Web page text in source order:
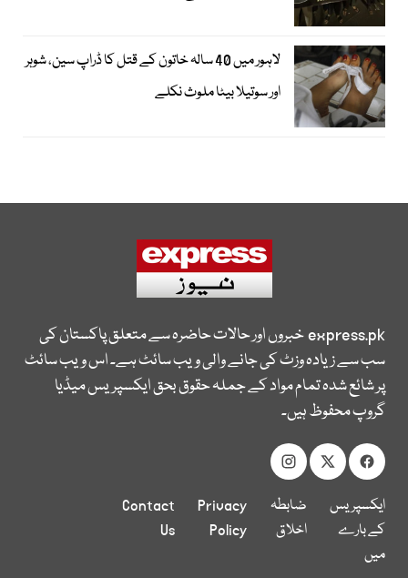
لاہور میں 40 سالہ خاتون کے قتل کا ڈراپ سین، شوہر
اور سوتیلا بیٹا ملوث نکلے
express.pkخبروں اور حالات حاضرہ سے متعلق پاکستان کی
سب سے زیادہ وزٹ کی جانے والی ویب سائٹ ہے۔ اس ویب سائٹ
پر شائع شدہ تمام مواد کے جملہ حقوق بحق ایکسپریس میڈیا
گروپ محفوظ ہیں۔
ایکسپریس
کے بارے
میں
ضابطہ
اخلاق
Privacy
Policy
Contact
Us